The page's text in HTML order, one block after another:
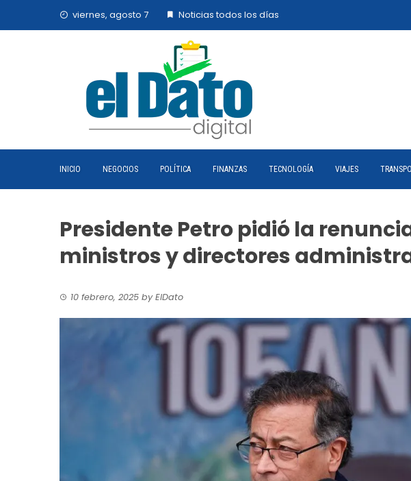
viernes, agosto 7 Noticias todos los días
INICIO NEGOCIOS POLÍTICA FINANZAS TECNOLOGÍA VIAJES
Presidente Petro pidió la
ministros y directores
10 febrero, 2025 byElDato